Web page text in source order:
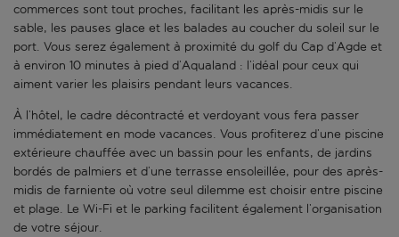
commerces sont tout proches, facilitant les après-midis sur le
sable, les pauses glace et les balades au coucher du soleil sur le
port. Vous serez également à proximité du golf du Cap d’Agde et
à environ 10 minutes à pied d’Aqualand : l’idéal pour ceux qui
aiment varier les plaisirs pendant leurs vacances.
À l’hôtel, le cadre décontracté et verdoyant vous fera passer
immédiatement en mode vacances. Vous profiterez d’une piscine
extérieure chauffée avec un bassin pour les enfants, de jardins
bordés de palmiers et d’une terrasse ensoleillée, pour des après-
midis de farniente où votre seul dilemme est choisir entre piscine
et plage. Le Wi-Fi et le parking facilitent également l’organisation
de votre séjour.